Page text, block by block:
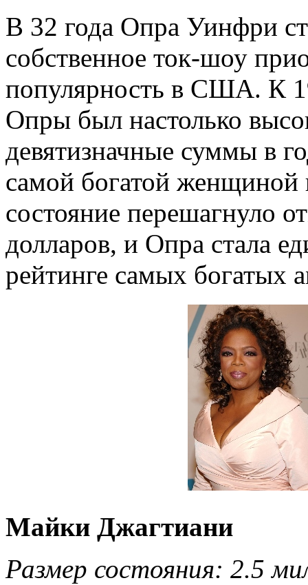
В 32 года Опра Уинфри
собственное ток-шоу
популярность в США. К
Опры был настолько
девятизначные суммы в
самой богатой женщиной
состояние перешагнуло
долларов, и Опра стала
рейтинге самых богатых
Майки Джагтиани
Размер состояния: 2.5